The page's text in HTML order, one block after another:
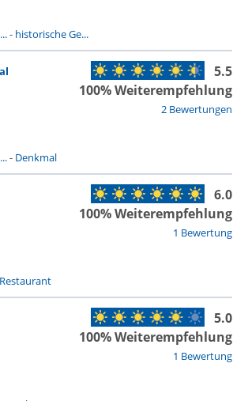
- historische Ge...
2 Bewertungen
5.5
100% Weiterempfehlung
- Denkmal
1 Bewertung
6.0
100% Weiterempfehlung
Restaurant
1 Bewertung
5.0
100% Weiterempfehlung